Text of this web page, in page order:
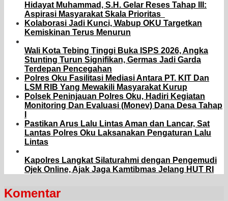
Hidayat Muhammad, S.H. Gelar Reses Tahap III:
Aspirasi Masyarakat Skala Prioritas
Kolaborasi Jadi Kunci, Wabup OKU Targetkan
Kemiskinan Terus Menurun
Wali Kota Tebing Tinggi Buka ISPS 2026, Angka
Stunting Turun Signifikan, Germas Jadi Garda
Terdepan Pencegahan
Polres Oku Fasilitasi Mediasi Antara PT. KIT Dan
LSM RIB Yang Mewakili Masyarakat Kurup
Polsek Peninjauan Polres Oku, Hadiri Kegiatan
Monitoring Dan Evaluasi (Monev) Dana Desa Tahap
Pastikan Arus Lalu Lintas Aman dan Lancar, Sat
Lantas Polres Oku Laksanakan Pengaturan Lalu
Lintas
Kapolres Langkat Silaturahmi dengan Pengemudi
Ojek Online, Ajak Jaga Kamtibmas Jelang HUT RI
Komentar